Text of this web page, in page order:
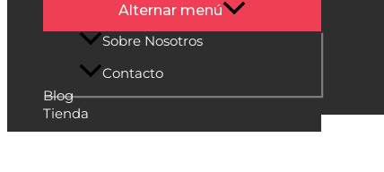
Alternar menú
Sobre Nosotros
Contacto
Blog
Tienda